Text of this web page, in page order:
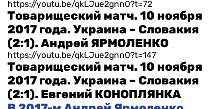
https://youtu.be/qkLJue2gnn0?t=72
Товарищеский матч. 10 ноября
2017 года. Украина – Словакия
(2:1). Андрей ЯРМОЛЕНКО
https://youtu.be/qkLJue2gnn0?t=147
Товарищеский матч. 10 ноября
2017 года. Украина – Словакия
(2:1). Евгений КОНОПЛЯНКА